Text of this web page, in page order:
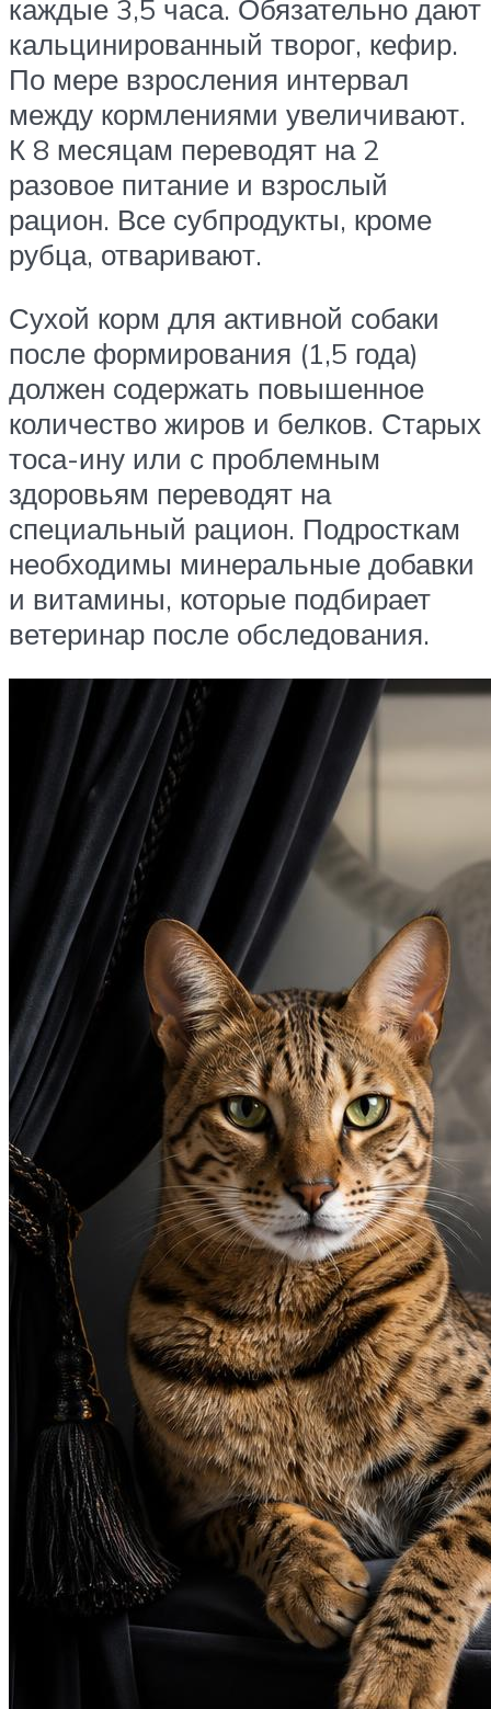
каждые 3,5 часа. Обязательно дают
кальцинированный творог, кефир.
По мере взросления интервал
между кормлениями увеличивают.
К 8 месяцам переводят на 2
разовое питание и взрослый
рацион. Все субпродукты, кроме
рубца, отваривают.
Сухой корм для активной собаки
после формирования (1,5 года)
должен содержать повышенное
количество жиров и белков. Старых
тоса-ину или с проблемным
здоровьям переводят на
специальный рацион. Подросткам
необходимы минеральные добавки
и витамины, которые подбирает
ветеринар после обследования.